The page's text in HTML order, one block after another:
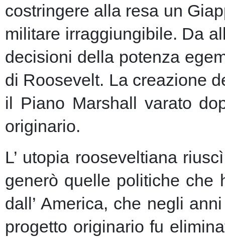
costringere alla resa un
militare irraggiungibile. Da
decisioni della potenza
di Roosevelt. La creazione
il Piano Marshall varato
originario.
L’ utopia rooseveltiana
generò quelle politiche che
dall’ America, che negli
progetto originario fu